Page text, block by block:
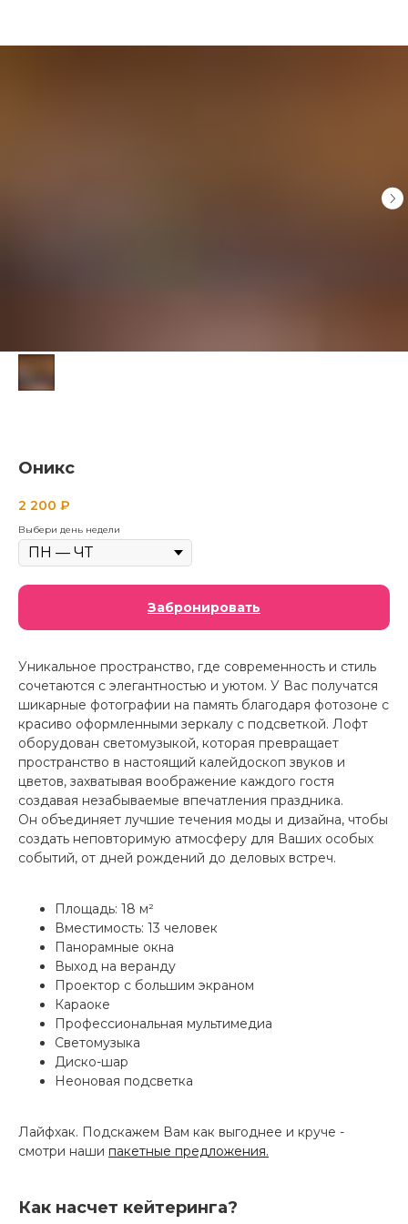
Оникс
2 200 ₽
Выбери день недели
Забронировать
Уникальное пространство, где современность и стиль
сочетаются с элегантностью и уютом. У Вас получатся
шикарные фотографии на память благодаря фотозоне с
красиво оформленными зеркалу с подсветкой. Лофт
оборудован светомузыкой, которая превращает
пространство в настоящий калейдоскоп звуков и
цветов, захватывая воображение каждого гостя
создавая незабываемые впечатления праздника.
Он объединяет лучшие течения моды и дизайна, чтобы
создать неповторимую атмосферу для Ваших особых
событий, от дней рождений до деловых встреч.
Площадь: 18 м²
Вместимость: 13 человек
Панорамные окна
Выход на веранду
Проектор с большим экраном
Караоке
Профессиональная мультимедиа
Светомузыка
Диско-шар
Неоновая подсветка
Лайфхак. Подскажем Вам как выгоднее и круче -
смотри наши пакетные предложения.
Как насчет кейтеринга?